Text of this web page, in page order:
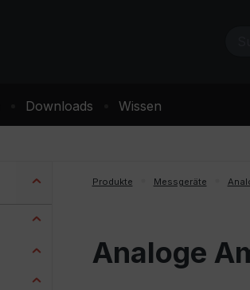
Downloads Wissen
Produkte Messgeräte
Analoge